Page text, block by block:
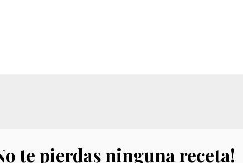
te pierdas ninguna receta!